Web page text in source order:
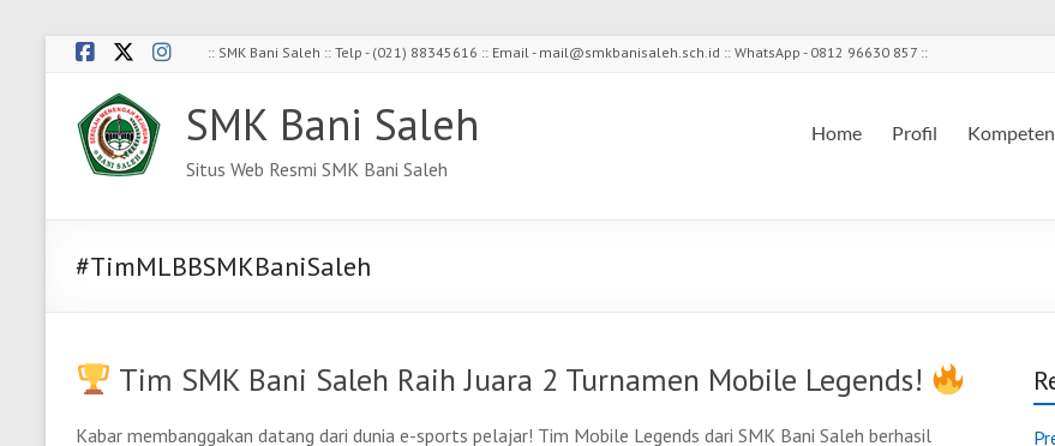
content
:: SMK Bani Saleh :: Telp - (021) 88345616 :: Email - mail@smkbanisaleh.sch.id :: WhatsApp - 0812 96630 857 ::
SMK Bani Saleh
Situs Web Resmi SMK Bani Saleh
Home Profil
#TimMLBBSMKBaniSaleh
Tim SMK Bani Saleh Raih Juara 2 Turnamen Mobile Legends!
Kabar membanggakan datang dari dunia e-sports pelajar! Tim Mobile Legends dari SMK Bani Saleh berhasil